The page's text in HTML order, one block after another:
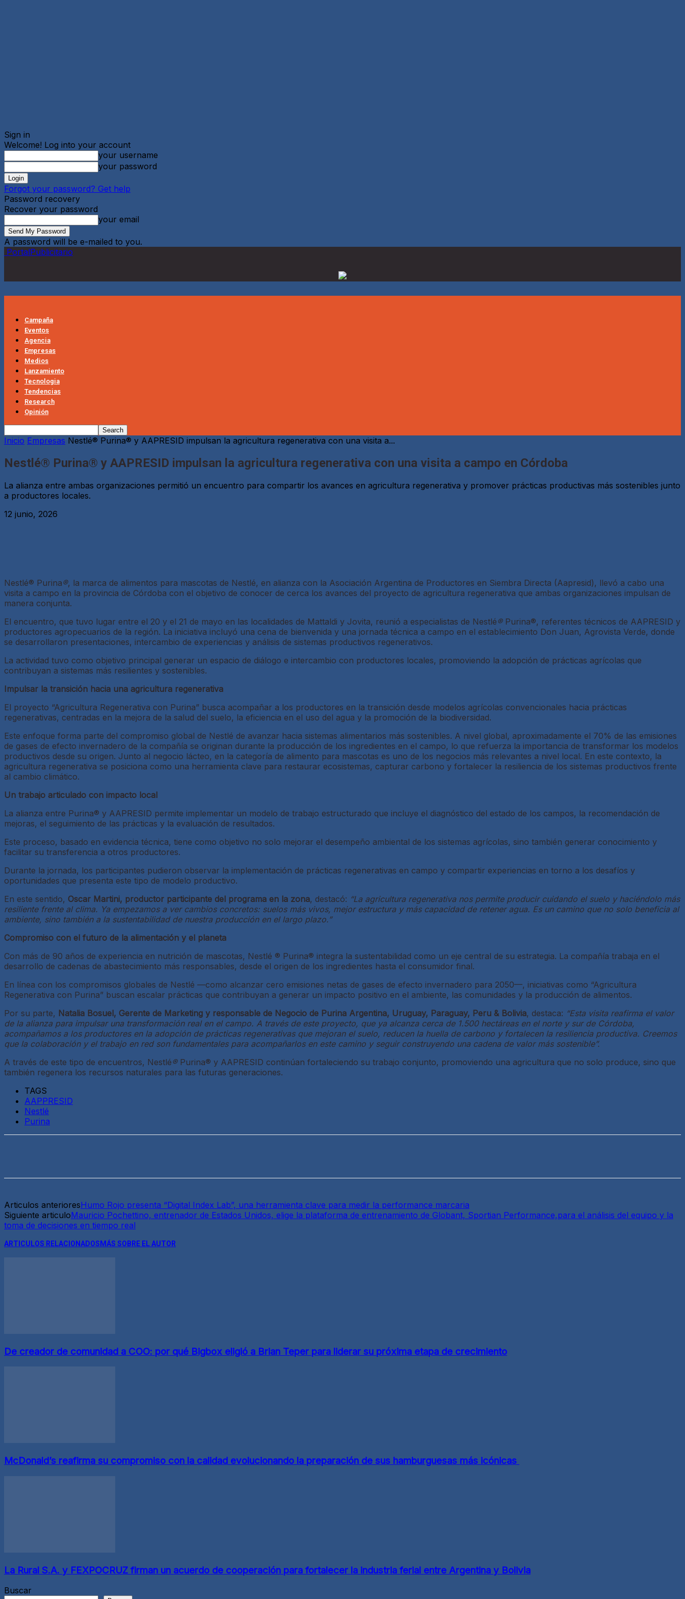
Sign in
Welcome! Log into your account
your username
your password
Forgot your password? Get help
Password recovery
Recover your password
your email
A password will be e-mailed to you.
PortalPublicitario
Campaña
Eventos
Agencia
Empresas
Medios
Lanzamiento
Tecnologia
Tendencias
Research
Opinión
Inicio Empresas Nestlé® Purina® y AAPRESID impulsan la agricultura regenerativa con una visita a...
Nestlé® Purina® y AAPRESID impulsan la agricultura regenerativa con una visita a campo en Córdoba
La alianza entre ambas organizaciones permitió un encuentro para compartir los avances en agricultura regenerativa y promover prácticas productivas más sostenibles junto
a productores locales.
12 junio, 2026
Nestlé® Purina®, la marca de alimentos para mascotas de Nestlé, en alianza con la Asociación Argentina de Productores en Siembra Directa (Aapresid), llevó a cabo una
visita a campo en la provincia de Córdoba con el objetivo de conocer de cerca los avances del proyecto de agricultura regenerativa que ambas organizaciones impulsan de
manera conjunta.
El encuentro, que tuvo lugar entre el 20 y el 21 de mayo en las localidades de Mattaldi y Jovita, reunió a especialistas de Nestlé® Purina®, referentes técnicos de AAPRESID y
productores agropecuarios de la región. La iniciativa incluyó una cena de bienvenida y una jornada técnica a campo en el establecimiento Don Juan, Agrovista Verde, donde
se desarrollaron presentaciones, intercambio de experiencias y análisis de sistemas productivos regenerativos.
La actividad tuvo como objetivo principal generar un espacio de diálogo e intercambio con productores locales, promoviendo la adopción de prácticas agrícolas que
contribuyan a sistemas más resilientes y sostenibles.
Impulsar la transición hacia una agricultura regenerativa
El proyecto “Agricultura Regenerativa con Purina” busca acompañar a los productores en la transición desde modelos agrícolas convencionales hacia prácticas
regenerativas, centradas en la mejora de la salud del suelo, la eficiencia en el uso del agua y la promoción de la biodiversidad.
Este enfoque forma parte del compromiso global de Nestlé de avanzar hacia sistemas alimentarios más sostenibles. A nivel global, aproximadamente el 70% de las emisiones
de gases de efecto invernadero de la compañía se originan durante la producción de los ingredientes en el campo, lo que refuerza la importancia de transformar los modelos
productivos desde su origen. Junto al negocio lácteo, en la categoría de alimento para mascotas es uno de los negocios más relevantes a nivel local. En este contexto, la
agricultura regenerativa se posiciona como una herramienta clave para restaurar ecosistemas, capturar carbono y fortalecer la resiliencia de los sistemas productivos frente
al cambio climático.
Un trabajo articulado con impacto local
La alianza entre Purina® y AAPRESID permite implementar un modelo de trabajo estructurado que incluye el diagnóstico del estado de los campos, la recomendación de
mejoras, el seguimiento de las prácticas y la evaluación de resultados.
Este proceso, basado en evidencia técnica, tiene como objetivo no solo mejorar el desempeño ambiental de los sistemas agrícolas, sino también generar conocimiento y
facilitar su transferencia a otros productores.
Durante la jornada, los participantes pudieron observar la implementación de prácticas regenerativas en campo y compartir experiencias en torno a los desafíos y
oportunidades que presenta este tipo de modelo productivo.
En este sentido, Oscar Martini, productor participante del programa en la zona, destacó: “La agricultura regenerativa nos permite producir cuidando el suelo y haciéndolo más
resiliente frente al clima. Ya empezamos a ver cambios concretos: suelos más vivos, mejor estructura y más capacidad de retener agua. Es un camino que no solo beneficia al
ambiente, sino también a la sustentabilidad de nuestra producción en el largo plazo.”
Compromiso con el futuro de la alimentación y el planeta
Con más de 90 años de experiencia en nutrición de mascotas, Nestlé ® Purina® integra la sustentabilidad como un eje central de su estrategia. La compañía trabaja en el
desarrollo de cadenas de abastecimiento más responsables, desde el origen de los ingredientes hasta el consumidor final.
En línea con los compromisos globales de Nestlé —como alcanzar cero emisiones netas de gases de efecto invernadero para 2050—, iniciativas como “Agricultura
Regenerativa con Purina” buscan escalar prácticas que contribuyan a generar un impacto positivo en el ambiente, las comunidades y la producción de alimentos.
Por su parte, Natalia Bosuel, Gerente de Marketing y responsable de Negocio de Purina Argentina, Uruguay, Paraguay, Peru & Bolivia, destaca: “Esta visita reafirma el valor
de la alianza para impulsar una transformación real en el campo. A través de este proyecto, que ya alcanza cerca de 1.500 hectáreas en el norte y sur de Córdoba,
acompañamos a los productores en la adopción de prácticas regenerativas que mejoran el suelo, reducen la huella de carbono y fortalecen la resiliencia productiva. Creemos
que la colaboración y el trabajo en red son fundamentales para acompañarlos en este camino y seguir construyendo una cadena de valor más sostenible”.
A través de este tipo de encuentros, Nestlé® Purina® y AAPRESID continúan fortaleciendo su trabajo conjunto, promoviendo una agricultura que no solo produce, sino que
también regenera los recursos naturales para las futuras generaciones.
TAGS
AAPPRESID
Nestlé
Purina
Articulos anterioresHumo Rojo presenta “Digital Index Lab”, una herramienta clave para medir la performance marcaria
Siguiente articuloMauricio Pochettino, entrenador de Estados Unidos, elige la plataforma de entrenamiento de Globant, Sportian Performance,para el análisis del equipo y la
toma de decisiones en tiempo real
ARTICULOS RELACIONADOS MÁS SOBRE EL AUTOR
De creador de comunidad a COO: por qué Bigbox eligió a Brian Teper para liderar su próxima etapa de crecimiento
McDonald’s reafirma su compromiso con la calidad evolucionando la preparación de sus hamburguesas más icónicas
La Rural S.A. y FEXPOCRUZ firman un acuerdo de cooperación para fortalecer la industria ferial entre Argentina y Bolivia
Buscar